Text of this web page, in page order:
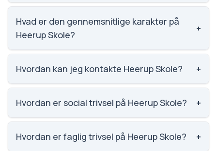
Heerup Skole har 114 elever, hvilket gør den til
nummer 1694 ud af 3143 skoler.
Hvad er den gennemsnitlige karakter på
Heerup Skole?
+
Vi har ikke data om karaktergennemsnittet for
Heerup Skole.
Hvordan kan jeg kontakte Heerup Skole? +
Email: heer@kk.dk. Telefon: 3317 1133. Adresse:
Frederiksgårds Allé 13. Skoleleder: Frank Paulsen.
Hvordan er social trivsel på Heerup Skole? +
Vi har ikke data om social trivsel for Heerup Skole.
Hvordan er faglig trivsel på Heerup Skole? +